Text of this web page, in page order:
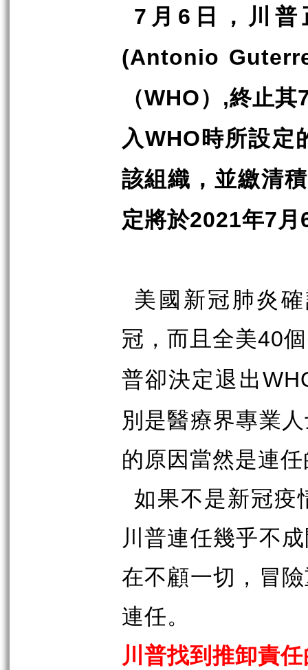
7 月 6 日，川
(Antonio
（WHO） ,終止其
入WHO時所設定
該組織，並繳清
定將於2021年7月
美國新冠肺炎
冠，而且全美40
普卻決定退出
別是醫療界專業
的原因當然是連
如果不是新冠疫
川普連任幾乎不
在不顧一切，冒
連任。
川普找到推卸責